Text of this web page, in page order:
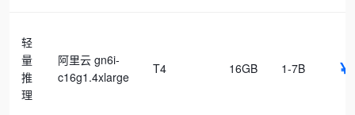
轻
量
推
理
阿里云 gn6i-
c16g1.4xlarge
T4 16GB 1-7B